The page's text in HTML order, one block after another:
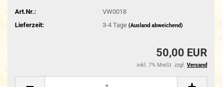
Art.Nr.:
VW0018
Lieferzeit:
3-4 Tage (Ausland abweichend)
50,00 EUR
inkl. 7% MwSt. zzgl. Versand